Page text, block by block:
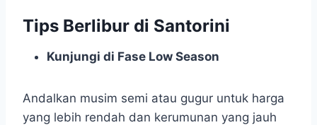
Tips Berlibur di Santorini
Kunjungi di Fase Low Season
Andalkan musim semi atau gugur untuk harga
yang lebih rendah dan kerumunan yang jauh